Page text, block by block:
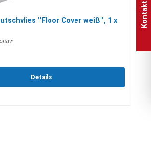
''Floor Cover weiß'', 1 x
Details
Kontakt